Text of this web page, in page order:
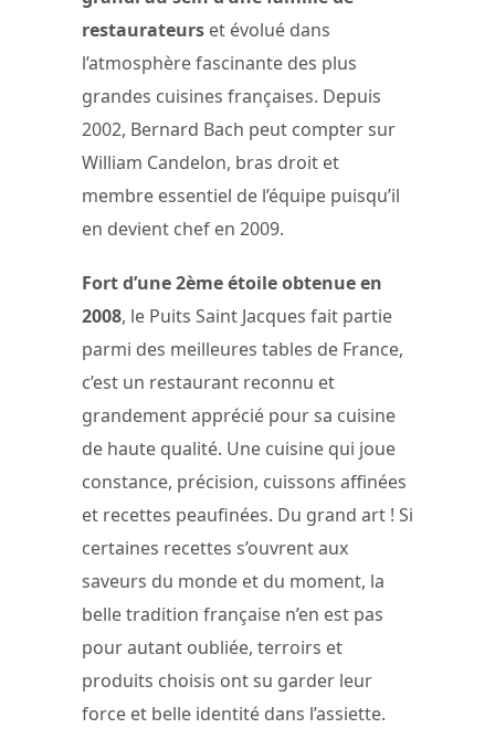
restaurateurs et évolué dans
l’atmosphère fascinante des plus
grandes cuisines françaises. Depuis
2002, Bernard Bach peut compter sur
William Candelon, bras droit et
membre essentiel de l’équipe puisqu’il
en devient chef en 2009.
Fort d’une 2ème étoile obtenue en
2008, le Puits Saint Jacques fait partie
parmi des meilleures tables de France,
c’est un restaurant reconnu et
grandement apprécié pour sa cuisine
de haute qualité. Une cuisine qui joue
constance, précision, cuissons affinées
et recettes peaufinées. Du grand art ! Si
certaines recettes s’ouvrent aux
saveurs du monde et du moment, la
belle tradition française n’en est pas
pour autant oubliée, terroirs et
produits choisis ont su garder leur
force et belle identité dans l’assiette.